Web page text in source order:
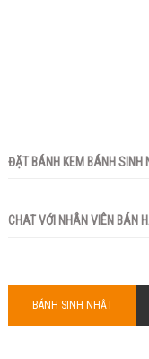
ĐẶT BÁNH KEM BÁNH SINH
CHAT VỚI NHÂN VIÊN BÁN
BÁNH SINH NHẬT